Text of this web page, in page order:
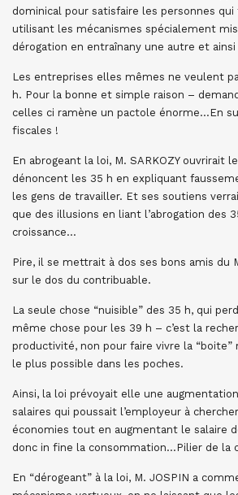
dominical pour satisfaire les personnes
utilisant les mécanismes spécialement
dérogation en entraînany une autre et
Les entreprises elles mêmes ne veulent
h. Pour la bonne et simple raison –
celles ci ramène un pactole énorme…En
fiscales !
En abrogeant la loi, M. SARKOZY ouvrirait
dénoncent les 35 h en expliquant
les gens de travailler. Et ses soutiens
que des illusions en liant l’abrogation des
croissance…
Pire, il se mettrait à dos ses bons amis du
sur le dos du contribuable.
La seule chose “nuisible” des 35 h, qui
même chose pour les 39 h – c’est la
productivité, non pour faire vivre la “boite”
le plus possible dans les poches.
Ainsi, la loi prévoyait elle une
salaires qui poussait l’employeur à
économies tout en augmentant le salaire
donc in fine la consommation…Pilier de la
En “dérogeant” à la loi, M. JOSPIN a